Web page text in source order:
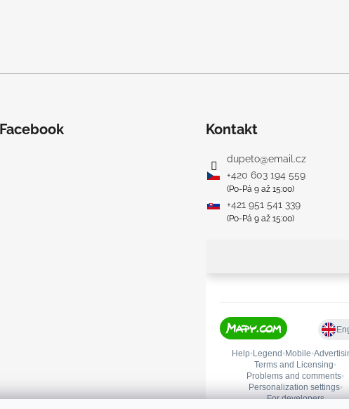
Facebook Kontakt
dupeto@email.cz
+420 603 194 559
(Po-Pá 9 až 15:00)
+421 951 541 339
(Po-Pá 9 až 15:00)